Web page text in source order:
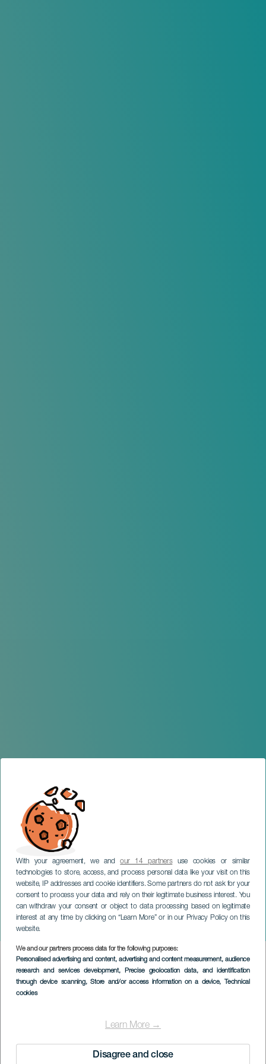
With your agreement, we andour 14 partnersuse cookies or similar
technologies to store, access, and process personal data like your visit on this
website, IP addresses and cookie identifiers. Some partners do not ask for your
consent to process your data and rely on their legitimate business interest. You
can withdraw your consent or object to data processing based on legitimate
interest at any time by clicking on “Learn More” or in our Privacy Policy on this
website.
We and our partners process data for the following purposes:
Personalised advertising and content, advertising and content measurement, audience
research and services development, Precise geolocation data, and identification
through device scanning, Store and/or access information on a device, Technical
cookies
Learn More →
Disagree and close
Baile de Magos infantil
Arona
TENERIFE
Imagen
Listado